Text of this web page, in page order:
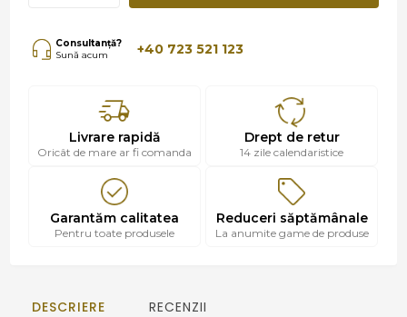
Consultanță?
Sună acum
+40 723 521 123
Livrare rapidă
Oricât de mare ar fi comanda
Drept de retur
14 zile calendaristice
Garantăm calitatea
Pentru toate produsele
Reduceri săptămânale
La anumite game de produse
DESCRIERE RECENZII